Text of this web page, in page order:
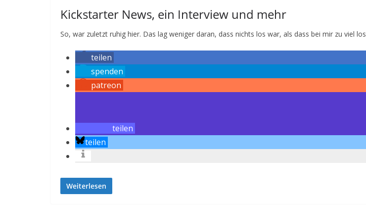
Kickstarter News, ein Interview und mehr
So, war zuletzt ruhig hier. Das lag weniger daran, dass nichts los war, als dass bei mir zu viel los
teilen
spenden
patreon
teilen
teilen
Weiterlesen